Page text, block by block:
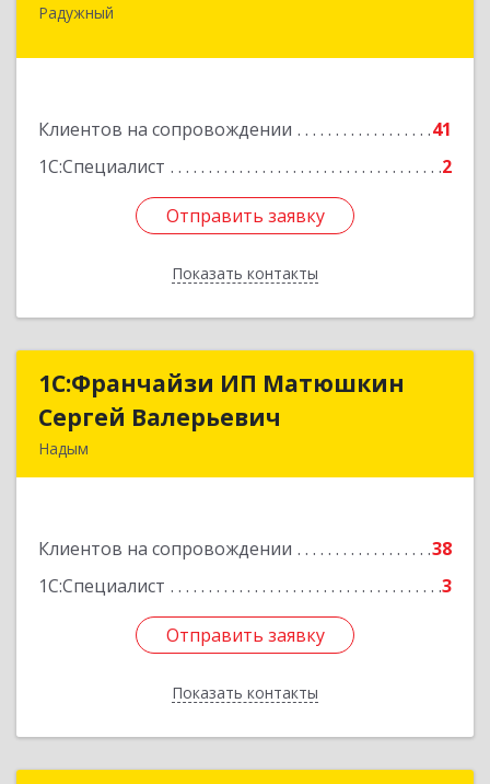
Радужный
Клиентов на сопровождении
41
1С:Специалист
2
Отправить заявку
Показать контакты
628462, Ханты-Мансийский Автономный округ
Отправить заявку
Назад
1С:Франчайзи ИП Матюшкин
Сергей Валерьевич
Надым
Клиентов на сопровождении
38
1С:Специалист
3
Отправить заявку
Показать контакты
1С:Франчайзи ИП Матюшкин
Сергей Валерьевич
Подробнее
Отправить заявку
Назад